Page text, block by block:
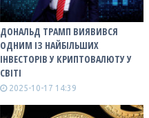
ДОНАЛЬД ТРАМП ВИЯВИВСЯ
ОДНИМ ІЗ НАЙБІЛЬШИХ
ІНВЕСТОРІВ У КРИПТОВАЛЮТУ У
СВІТІ
2025-10-17 14:39